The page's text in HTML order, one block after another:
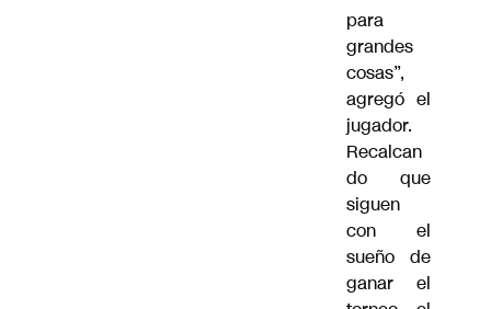
para
grandes
cosas”,
agregó el
jugador.
Recalcan
do que
siguen
con el
sueño de
ganar el